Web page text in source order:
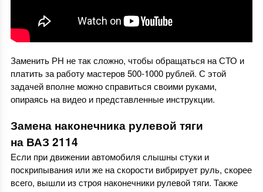
Заменить РН не так сложно, чтобы обращаться на СТО и
платить за работу мастеров 500-1000 рублей. С этой
задачей вполне можно справиться своими руками,
опираясь на видео и представленные инструкции.
Замена наконечника рулевой тяги
на ВАЗ 2114
Если при движении автомобиля слышны стуки и
поскрипывания или же на скорости вибрирует руль, скорее
всего, вышли из строя наконечники рулевой тяги. Также